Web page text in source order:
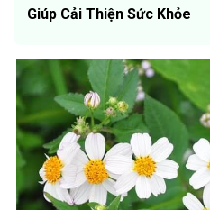
Giúp Cải Thiện Sức Khỏe